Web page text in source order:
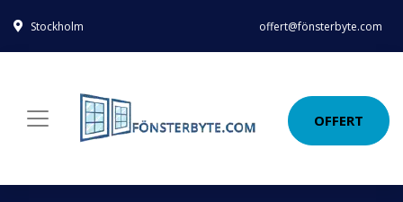
Stockholm offert@fönsterbyte.com
OFFERT